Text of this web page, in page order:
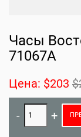
Часы
71067A
Цена: $203